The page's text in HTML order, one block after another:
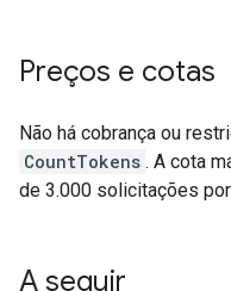
Preços e cotas
Não há cobrança ou
CountTokens . A cota
de 3.000 solicitações
A seguir